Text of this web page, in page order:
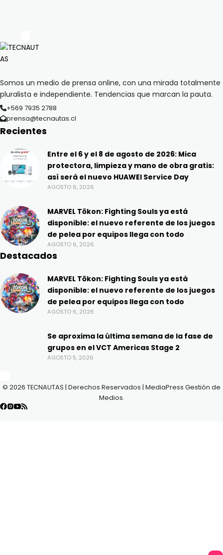
Somos un medio de prensa online, con una mirada totalmente
pluralista e independiente. Tendencias que marcan la pauta.
+569 7935 2788
prensa@tecnautas.cl
Recientes
Entre el 6 y el 8 de agosto de 2026: Mica
protectora, limpieza y mano de obra gratis:
así será el nuevo HUAWEI Service Day
AGOSTO 6, 2026
MARVEL Tōkon: Fighting Souls ya está
disponible: el nuevo referente de los juegos
de pelea por equipos llega con todo
AGOSTO 6, 2026
Destacados
MARVEL Tōkon: Fighting Souls ya está
disponible: el nuevo referente de los juegos
de pelea por equipos llega con todo
AGOSTO 6, 2026
Se aproxima la última semana de la fase de
grupos en el VCT Americas Stage 2
AGOSTO 5, 2026
© 2026 TECNAUTAS | Derechos Reservados | MediaPress Gestión de
Medios.